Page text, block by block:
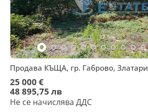
Продава КЪЩА, гр. Габрово, Златари
25 000 €
48 895,75 лв
Не се начислява ДДС